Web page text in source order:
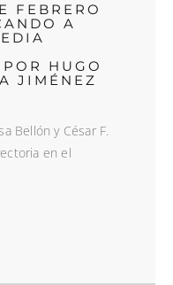
FEBRERO
A
HUGO
JIMÉNEZ
Bellón y César F.
en el